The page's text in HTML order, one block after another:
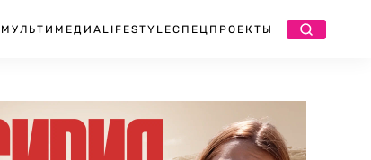
МУЛЬТИМЕДИА LIFESTYLEСПЕЦПРОЕКТЫ